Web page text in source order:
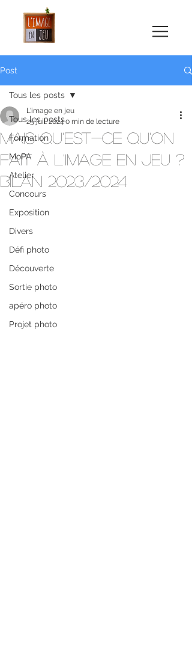
Post
Tous les posts
Formation
MoPA
Atelier
Concours
Exposition
Divers
Défi photo
Découverte
Sortie photo
apéro photo
Projet photo
Tous les posts
Mais qu'est-ce qu'on
fait à l'image en jeu ?
Bilan 2023/2024
L'image en jeu
25 juil. 20240 min de lecture